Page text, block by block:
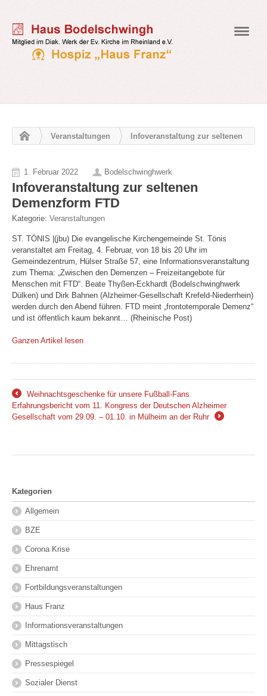
Veranstaltungen
Infoveranstaltung zur seltenen
1. Februar 2022 Bodelschwinghwerk
Infoveranstaltung zur seltenen
Demenzform FTD
Kategorie: Veranstaltungen
ST. TÖNIS |(jbu) Die evangelische Kirchengemeinde St. Tönis
veranstaltet am Freitag, 4. Februar, von 18 bis 20 Uhr im
Gemeindezentrum, Hülser Straße 57, eine Informationsveranstaltung
zum Thema: „Zwischen den Demenzen – Freizeitangebote für
Menschen mit FTD“. Beate Thyßen-Eckhardt (Bodelschwinghwerk
Dülken) und Dirk Bahnen (Alzheimer-Gesellschaft Krefeld-Niederrhein)
werden durch den Abend führen. FTD meint „frontotemporale Demenz“
und ist öffentlich kaum bekannt… (Rheinische Post)
Ganzen Artikel lesen
←
Weihnachtsgeschenke für unsere Fußball-Fans
Erfahrungsbericht vom 11. Kongress der Deutschen Alzheimer
Gesellschaft vom 29.09. – 01.10. in Mülheim an der Ruhr
Kategorien
Allgemein
BZE
Corona Krise
Ehrenamt
Fortbildungsveranstaltungen
Haus Franz
Informationsveranstaltungen
Mittagstisch
Pressespiegel
Sozialer Dienst